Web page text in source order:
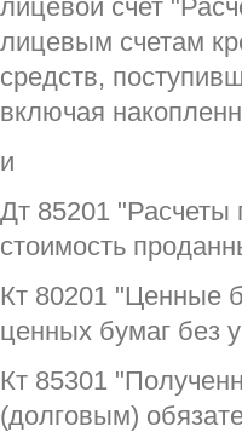
лицевой счет
лицевым счетам
средств,
включая
и
Дт 85201
стоимость
Кт 80201 "Ценные
ценных бумаг без
Кт 85301
(долговым)